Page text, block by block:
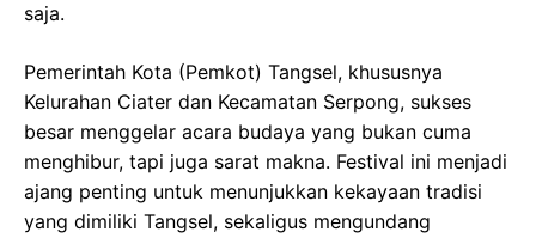
saja.
Pemerintah Kota (Pemkot) Tangsel, khususnya
Kelurahan Ciater dan Kecamatan Serpong, sukses
besar menggelar acara budaya yang bukan cuma
menghibur, tapi juga sarat makna. Festival ini menjadi
ajang penting untuk menunjukkan kekayaan tradisi
yang dimiliki Tangsel, sekaligus mengundang